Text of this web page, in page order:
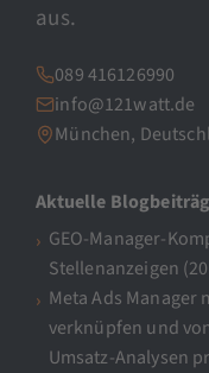
aus.
089 416126990
info@121watt.de
München,
Aktuelle
GEO-Manager-
Stellenanzeigen
Meta Ads Manager
verknüpfen und
Umsatz-Analysen